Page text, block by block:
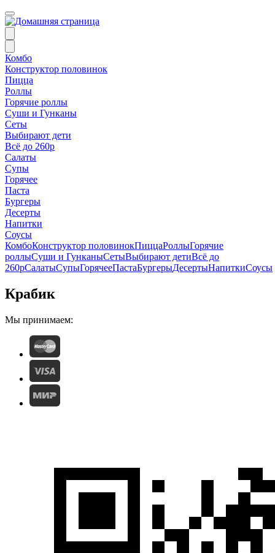
Комбо
Конструктор половинок
Пицца
Роллы
Горячие роллы
Суши и Гунканы
Сеты
Выбирают дети
Всё до 260р
Салаты
Супы
Горячее
Паста
Бургеры
Десерты
Напитки
Соусы
КомбоКонструктор половинокПиццаРоллыГорячие
роллыСуши и ГунканыСетыВыбирают детиВсё до
260рСалатыСупыГорячееПастаБургерыДесертыНапиткиСоусы
Крабик
Мы принимаем: